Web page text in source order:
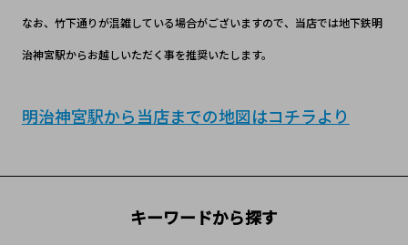
なお、竹下通りが混雑している場合がございますので、当店では地下鉄明
治神宮駅からお越しいただく事を推奨いたします。
明治神宮駅から当店までの地図はコチラより
キーワードから探す